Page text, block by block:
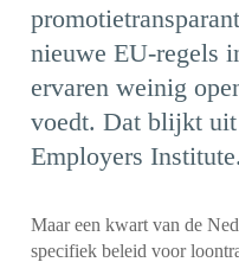
nieuwe EU-regels
ervaren weinig
voedt. Dat blijkt uit
Employers Institute.
Maar een kwart van de
specifiek beleid voor